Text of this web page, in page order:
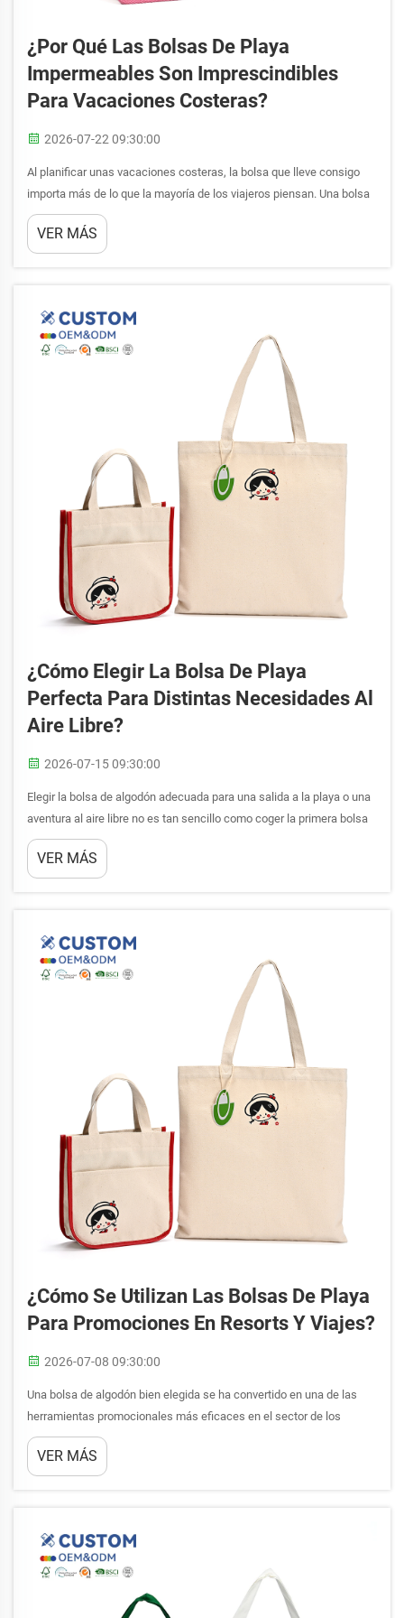
¿Por Qué Las Bolsas De Playa
Impermeables Son Imprescindibles
Para Vacaciones Costeras?
2026-07-22 09:30:00
Al planificar unas vacaciones costeras, la bolsa que lleve consigo
importa más de lo que la mayoría de los viajeros piensan. Una bolsa
estándar de algodón puede parecer una opción conveniente y
ecológica, pero el entorno playero somete a toda bolsa de algodón a
VER MÁS
¿Cómo Elegir La Bolsa De Playa
Perfecta Para Distintas Necesidades Al
Aire Libre?
2026-07-15 09:30:00
Elegir la bolsa de algodón adecuada para una salida a la playa o una
aventura al aire libre no es tan sencillo como coger la primera bolsa
tipo tote que encuentre. Una bolsa de algodón debe equilibrar
capacidad, durabilidad, comodidad y practicidad, dependiendo del
VER MÁS
¿Cómo Se Utilizan Las Bolsas De Playa
Para Promociones En Resorts Y Viajes?
2026-07-08 09:30:00
Una bolsa de algodón bien elegida se ha convertido en una de las
herramientas promocionales más eficaces en el sector de los
centros turísticos y los viajes. Hoteles, complejos turísticos,
operadores turísticos y marcas de viaje recurren constantemente a
VER MÁS